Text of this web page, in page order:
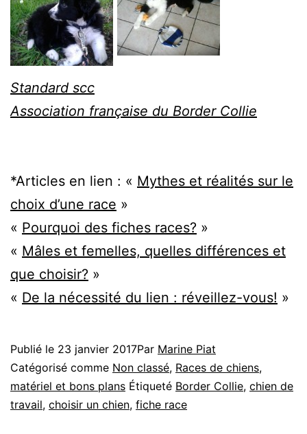
Standard scc
Association française du Border Collie
*Articles en lien : « Mythes et réalités sur le
choix d’une race »
« Pourquoi des fiches races? »
« Mâles et femelles, quelles différences et
que choisir? »
« De la nécessité du lien : réveillez-vous! »
Publié le 23 janvier 2017Par Marine Piat
Catégorisé comme Non classé, Races de chiens,
matériel et bons plans Étiqueté Border Collie, chien de
travail, choisir un chien, fiche race